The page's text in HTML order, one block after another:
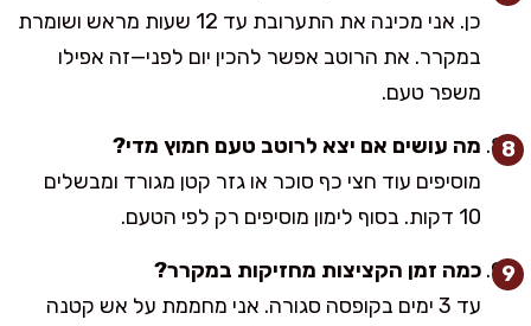
כן. אני מכינה את התערובת עד 12 שעות מראש ושומרת
במקרר. את הרוטב אפשר להכין יום לפני—זה אפילו
משפר טעם.
מה עושים אם יצא לרוטב טעם חמוץ מדי?
מוסיפים עוד חצי כף סוכר או גזר קטן מגורד ומבשלים
10 דקות. בסוף לימון מוסיפים רק לפי הטעם.
כמה זמן הקציצות מחזיקות במקרר?
עד 3 ימים בקופסה סגורה. אני מחממת על אש קטנה